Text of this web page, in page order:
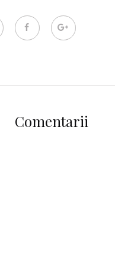
TWITTERFACEBOOKGOOGLE+
Comentarii